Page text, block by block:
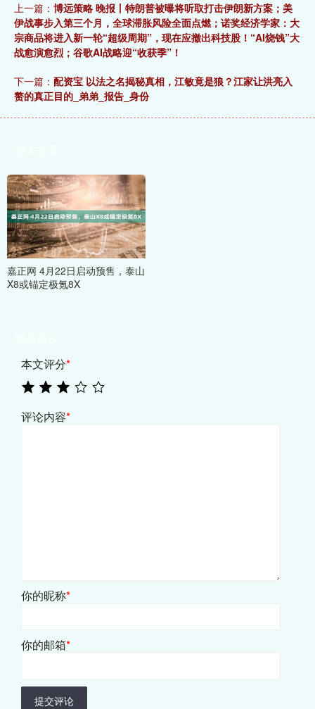
上一篇： 博远策略 晚报丨特朗普被曝将听取打击伊朗新方案；美
伊战事步入第三个月，全球滞胀风险全面点燃；诺奖经济学家：大
宗商品将进入新一轮“超级周期”，现在应撤出科技股！“AI烧钱”大
战愈演愈烈；谷歌AI战略迎“收获季”！
下一篇： 配资宝 以法之名揭秘真相，江敏竟是狼？江家让洪亮入
赘的真正目的_弟弟_报告_身份
嘉正网 4月22日启动预售，泰山
X8或锚定极氪8X
本文评分*
评论内容*
你的昵称*
你的邮箱*
提交评论